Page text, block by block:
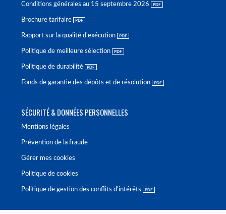
Conditions générales au 15 septembre 2026
Brochure tarifaire
Rapport sur la qualité d'exécution
Politique de meilleure sélection
Politique de durabilité
Fonds de garantie des dépôts et de résolution
SÉCURITÉ & DONNÉES PERSONNELLES
Mentions légales
Prévention de la fraude
Gérer mes cookies
Politique de cookies
Politique de gestion des conflits d'intérêts